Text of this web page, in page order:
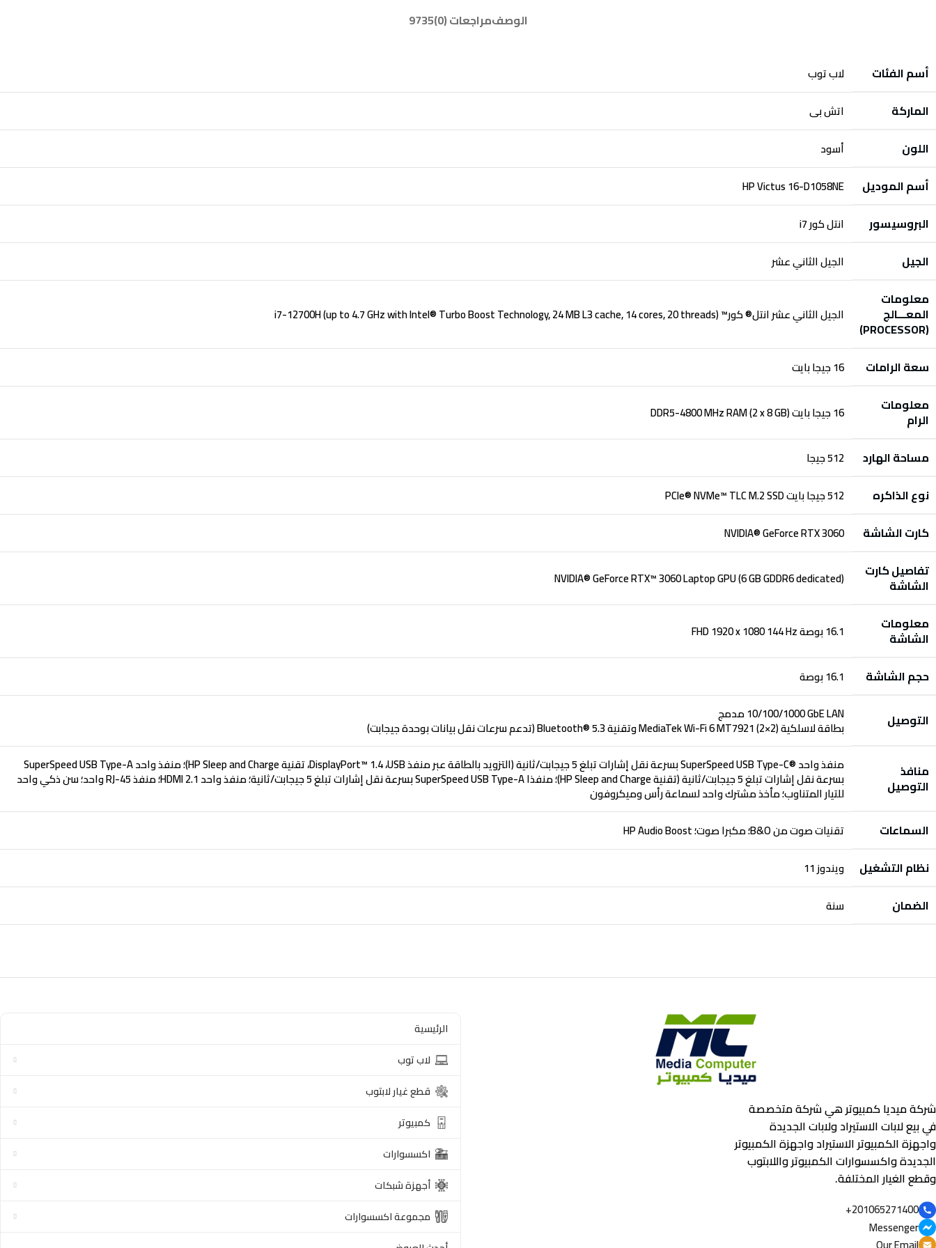
الوصفمراجعات (0) 9735
أسم الفئات لاب توب
الماركة اتش بى
اللون أسود
أسم الموديل HP Victus 16-D1058NE
البروسيسور انتل كور i7
الجيل الجيل الثاني عشر
معلومات
المعـــالج
(PROCESSOR)
الجيل الثاني عشر انتل® كور™ i7-12700H (up to 4.7 GHz with Intel® Turbo Boost Technology, 24 MB L3 cache, 14 cores, 20 threads)
سعة الرامات 16 جيجا بايت
معلومات
الرام 16 جيجا بايت DDR5-4800 MHz RAM (2 x 8 GB)
مساحة الهارد 512 جيجا
نوع الذاكره 512 جيجا بايت PCIe® NVMe™ TLC M.2 SSD
كارت الشاشة NVIDIA® GeForce RTX 3060
تفاصيل كارت
الشاشة NVIDIA® GeForce RTX™ 3060 Laptop GPU (6 GB GDDR6 dedicated)
معلومات
الشاشة 16.1 بوصة FHD 1920 x 1080 144 Hz
حجم الشاشة 16.1 بوصة
التوصيل ‎10/100/1000 GbE LAN‎‏ مدمج
بطاقة لاسلكية MediaTek Wi-Fi 6 MT7921 (2×2) وتقنية Bluetooth® 5.3 (تدعم سرعات نقل بيانات بوحدة جيجابت)
منافذ
التوصيل
منفذ واحد SuperSpeed USB Type-C®‎ بسرعة نقل إشارات تبلغ 5 جيجابت/ثانية (التزويد بالطاقة عبر منفذ USB،‏ DisplayPort™ 1.4، تقنية HP Sleep and Charge)؛ منفذ واحد SuperSpeed USB Type-A
بسرعة نقل إشارات تبلغ 5 جيجابت/ثانية (تقنية HP Sleep and Charge)؛ منفذا SuperSpeed USB Type-A بسرعة نقل إشارات تبلغ 5 جيجابت/ثانية؛ منفذ واحد HDMI 2.1؛ منفذ RJ-45 واحد؛ سن ذكي واحد
للتيار المتناوب؛ مأخذ مشترك واحد لسماعة رأسوميكروفون
السماعات تقنيات صوت من B&O؛ مكبرا صوت؛ HP Audio Boost
نظام التشغيل ويندوز 11
الضمان سنة
شركة ميديا كمبيوتر هي شركة متخصصة
في بيع لابات الاستيراد ولابات الجديدة
واجهزة الكمبيوتر الاستيراد واجهزة الكمبيوتر
الجديدة واكسسوارات الكمبيوتر واللابتوب
وقطع الغيار المختلفة.
201065271400+
Messenger
الرئيسية
لاب توب
قطع غيار لابتوب
كمبيوتر
اكسسوارات
أجهزة شبكات
مجموعة اكسسوارات